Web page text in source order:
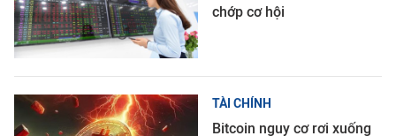
chớp cơ hội
TÀI CHÍNH
Bitcoin nguy cơ rơi xuống